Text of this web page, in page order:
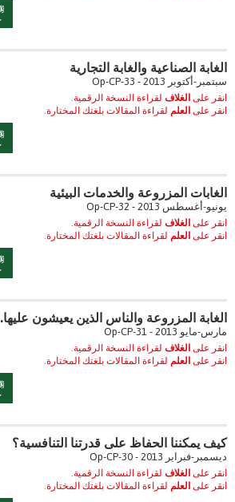
الغابة الصناعية والغابة التجارية
سبتمبر-أكتوبر 2013 - Op-CP-33
انقر على الغلاف لقراءة النسخة الرقمية.
انقر على العلم لقراءة المقالات بلغتك المختارة.
الغابات المزروعة والخدمات البيئية
يونيو-أغسطس 2013 - Op-CP-32
انقر على الغلاف لقراءة النسخة الرقمية.
انقر على العلم لقراءة المقالات بلغتك المختارة.
الغابة المزروعة والناس الذين يعيشون عليها.
مارس-مايو 2013 - Op-CP-31
انقر على الغلاف لقراءة النسخة الرقمية.
انقر على العلم لقراءة المقالات بلغتك المختارة.
كيف يمكننا الحفاظ على قدرتنا التنافسية؟
ديسمبر-فبراير 2013 - Op-CP-30
انقر على الغلاف لقراءة النسخة الرقمية.
انقر على العلم لقراءة المقالات بلغتك المختارة.